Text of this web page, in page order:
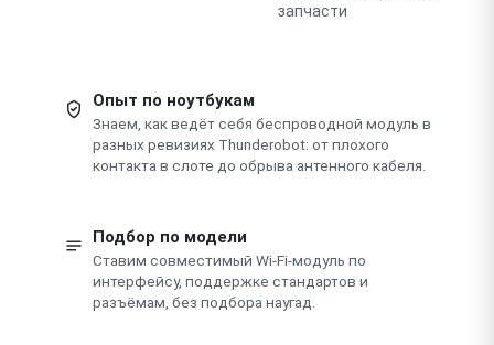
запчасти
Опыт по ноутбукам
Знаем, как ведёт себя беспроводной модуль в
разных ревизиях Thunderobot: от плохого
контакта в слоте до обрыва антенного кабеля.
Подбор по модели
Ставим совместимый Wi-Fi-модуль по
интерфейсу, поддержке стандартов и
разъёмам, без подбора наугад.